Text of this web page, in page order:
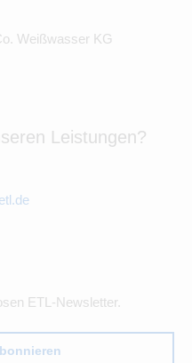
Weißwasser KG
Leistungen?
ETL-Newsletter.